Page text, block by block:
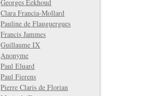
Georges Eekhoud
Clara Francia-Mollard
Pauline de Flauguergues
Francis Jammes
Guillaume IX
Anonyme
Paul Eluard
Paul Fierens
Pierre Claris de Florian